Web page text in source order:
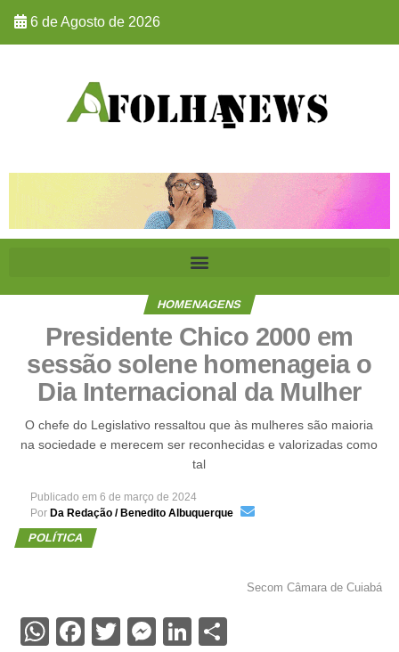
6 de Agosto de 2026
HOMENAGENS
Presidente Chico 2000 em
sessão solene homenageia o
Dia Internacional da Mulher
O chefe do Legislativo ressaltou que às mulheres são maioria
na sociedade e merecem ser reconhecidas e valorizadas como
tal
Publicado em 6 de março de 2024
Por Da Redação / Benedito Albuquerque
POLÍTICA
Secom Câmara de Cuiabá
WhatsApp
Facebook
Twitter
Messenger
LinkedIn
Share